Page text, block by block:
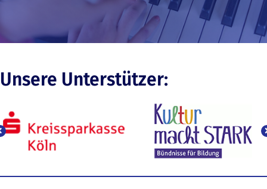
Unsere Unterstützer: